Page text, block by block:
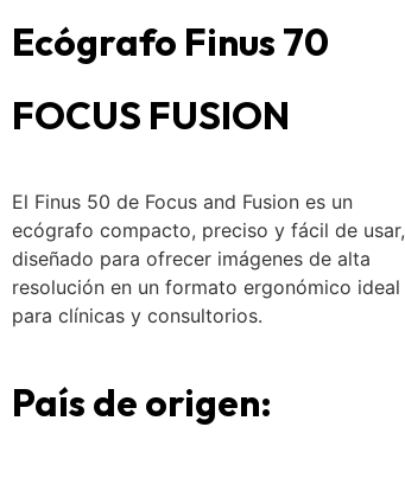
Ecógrafo Finus 70
FOCUS FUSION
El Finus 50 de Focus and Fusion es un
ecógrafo compacto, preciso y fácil de usar,
diseñado para ofrecer imágenes de alta
resolución en un formato ergonómico ideal
para clínicas y consultorios.
País de origen: